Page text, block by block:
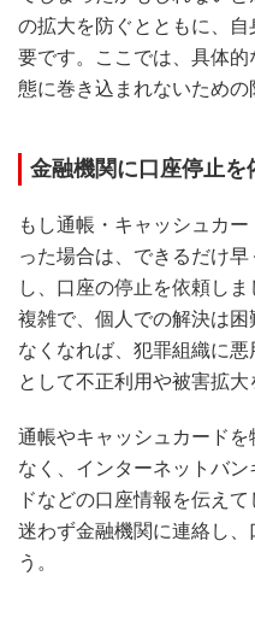
の拡大を防ぐとともに、
要です。ここでは、具体
態に巻き込まれないための
金融機関に口座停止を
もし通帳・キャッシュカ
った場合は、できるだけ
し、口座の停止を依頼し
複雑で、個人での解決は
なくなれば、犯罪組織に
として不正利用や被害拡大
通帳やキャッシュカード
なく、インターネットバ
ドなどの口座情報を伝え
迷わず金融機関に連絡し
う。